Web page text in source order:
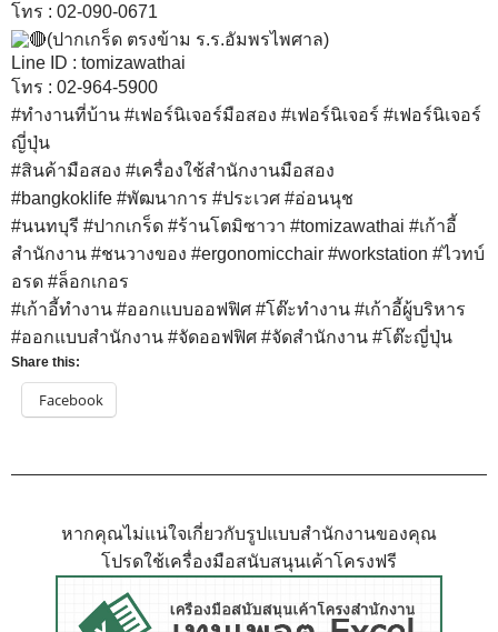
โทร : 02-090-0671
(ปากเกร็ด ตรงข้าม ร.ร.อัมพรไพศาล)
Line ID : tomizawathai
โทร : 02-964-5900
#ทำงานที่บ้าน #เฟอร์นิเจอร์มือสอง #เฟอร์นิเจอร์ #เฟอร์นิเจอร์
ญี่ปุ่น
#สินค้ามือสอง #เครื่องใช้สำนักงานมือสอง
#bangkoklife #พัฒนาการ #ประเวศ #อ่อนนุช
#นนทบุรี #ปากเกร็ด #ร้านโตมิซาวา #tomizawathai #เก้าอี้
สำนักงาน #ชนวางของ #ergonomicchair #workstation #ไวทบ์
อรด #ล็อกเกอร
#เก้าอี้ทํางาน #ออกแบบออฟฟิศ #โต๊ะทํางาน #เก้าอี้ผู้บริหาร
#ออกแบบสํานักงาน #จัดออฟฟิศ #จัดสํานักงาน #โต๊ะญี่ปุ่น
Share this:
Facebook
หากคุณไม่แน่ใจเกี่ยวกับรูปแบบสำนักงานของคุณ
โปรดใช้เครื่องมือสนับสนุนเค้าโครงฟรี